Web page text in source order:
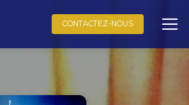
CONTACTEZ-NOUS